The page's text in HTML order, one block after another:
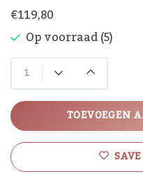
€119,80
Op voorraad (5)
TOEVOEGEN